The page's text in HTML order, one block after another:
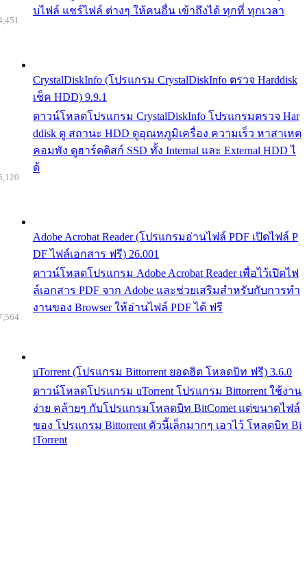
บไฟล์ แชร์ไฟล์ ต่างๆ ให้คนอื่น เข้าถึงได้ ทุกที่ ทุกเวลา
CrystalDiskInfo (โปรแกรม CrystalDiskInfo ตรวจ Harddisk
เช็ค HDD) 9.9.1
ดาวน์โหลดโปรแกรม CrystalDiskInfo โปรแกรมตรวจ Har
ddisk ดู สถานะ HDD ดูอุณหภูมิเครื่อง ความเร็ว หาสาเหต
คอมพัง ดูฮาร์ดดิสก์ SSD ทั้ง Internal และ External HDD ไ
ด้
Adobe Acrobat Reader (โปรแกรมอ่านไฟล์ PDF เปิดไฟล์ P
DF ไฟล์เอกสาร ฟรี) 26.001
ดาวน์โหลดโปรแกรม Adobe Acrobat Reader เพื่อไว้เปิดไฟ
ล์เอกสาร PDF จาก Adobe และช่วยเสริมสำหรับกับการทำ
งานของ Browser ให้อ่านไฟล์ PDF ได้ ฟรี
uTorrent (โปรแกรม Bittorrent ยอดฮิต โหลดบิท ฟรี) 3.6.0
ดาวน์โหลดโปรแกรม uTorrent โปรแกรม Bittorrent ใช้งาน
ง่าย คล้ายๆ กับโปรแกรมโหลดบิท BitComet แต่ขนาดไฟล์
ของ โปรแกรม Bittorrent ตัวนี้เล็กมากๆ เอาไว้ โหลดบิท Bi
tTorrent